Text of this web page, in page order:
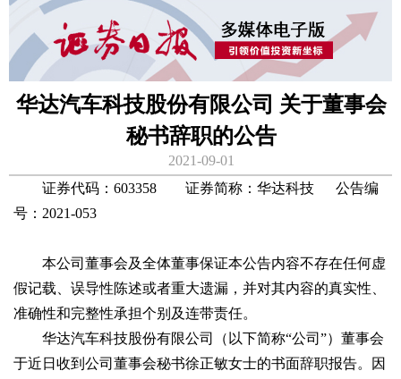
华达汽车科技股份有限公司 关于董事会
秘书辞职的公告
2021-09-01
证券代码：603358 证券简称：华达科技 公告编
号：2021-053
本公司董事会及全体董事保证本公告内容不存在任何虚
假记载、误导性陈述或者重大遗漏，并对其内容的真实性、
准确性和完整性承担个别及连带责任。
华达汽车科技股份有限公司（以下简称“公司”）董事会
于近日收到公司董事会秘书徐正敏女士的书面辞职报告。因